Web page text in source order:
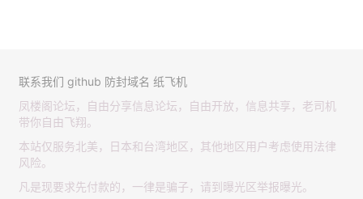
联系我们 github 防封域名 纸飞机
凤楼阁论坛，自由分享信息论坛，自由开放，信息共享，老司机
带你自由飞翔。
本站仅服务北美，日本和台湾地区，其他地区用户考虑使用法律
风险。
凡是现要求先付款的，一律是骗子，请到曝光区举报曝光。